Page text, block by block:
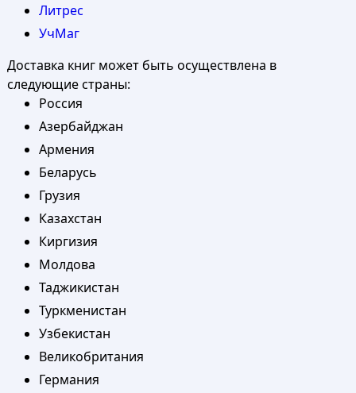
Литрес
УчМаг
Доставка книг может быть осуществлена в
следующие страны:
Россия
Азербайджан
Армения
Беларусь
Грузия
Казахстан
Киргизия
Молдова
Таджикистан
Туркменистан
Узбекистан
Великобритания
Германия